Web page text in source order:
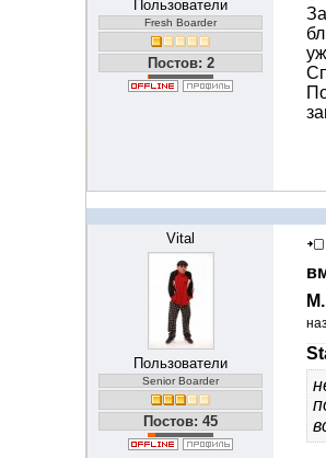
Пользователи
Fresh Boarder
Постов: 2
Vital
Пользователи
Senior Boarder
Постов: 45